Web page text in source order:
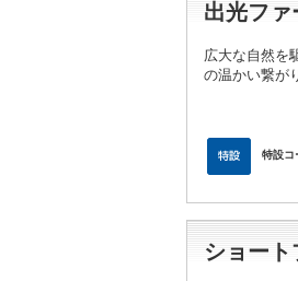
出光フ
広大な自然を
の温かい繋が
特設コ
ショー